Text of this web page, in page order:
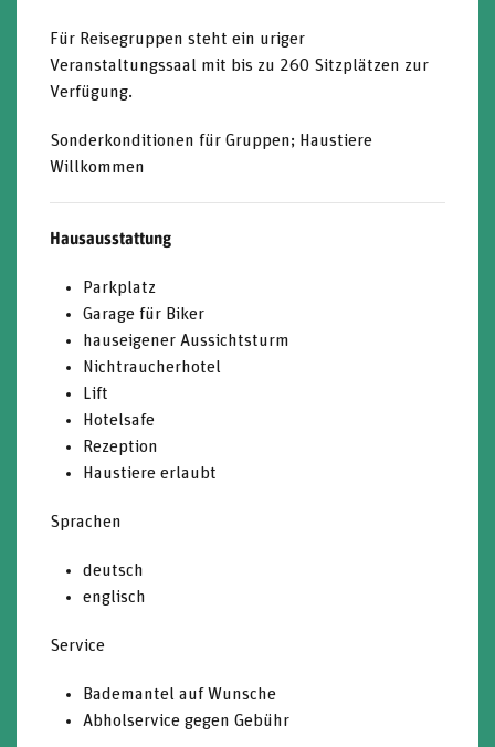
Für Reisegruppen steht ein uriger
Veranstaltungssaal mit bis zu 260 Sitzplätzen zur
Verfügung.
Sonderkonditionen für Gruppen; Haustiere
Willkommen
Hausausstattung
Parkplatz
Garage für Biker
hauseigener Aussichtsturm
Nichtraucherhotel
Lift
Hotelsafe
Rezeption
Haustiere erlaubt
Sprachen
deutsch
englisch
Service
Bademantel auf Wunsche
Abholservice gegen Gebühr